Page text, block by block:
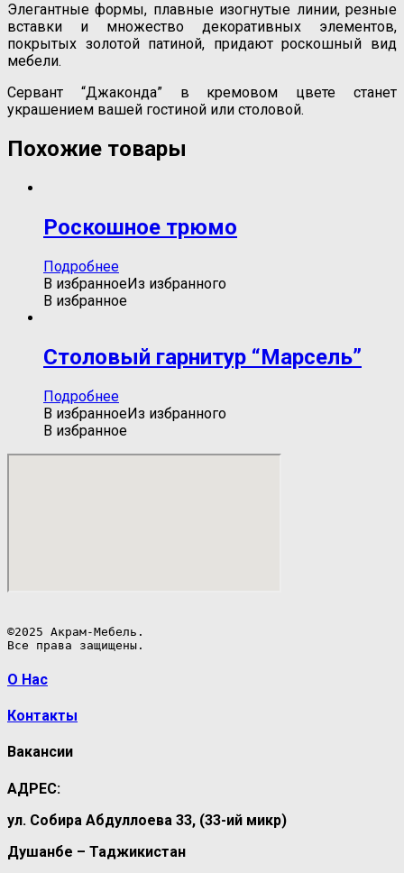
Элегантные формы, плавные изогнутые линии, резные
вставки и множество декоративных элементов,
покрытых золотой патиной, придают роскошный вид
мебели.
Сервант “Джаконда” в кремовом цвете станет
украшением вашей гостиной или столовой.
Похожие товары
Роскошное трюмо
Подробнее
В избранноеИз избранного
В избранное
Столовый гарнитур “Марсель”
Подробнее
В избранноеИз избранного
В избранное
©2025 Акрам-Мебель.
Все права защищены.
О Нас
Контакты
Вакансии
АДРЕС:
ул. Собира Абдуллоева 33, (33-ий микр)
Душанбе – Таджикистан